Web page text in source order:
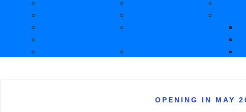
OPENING IN MAY